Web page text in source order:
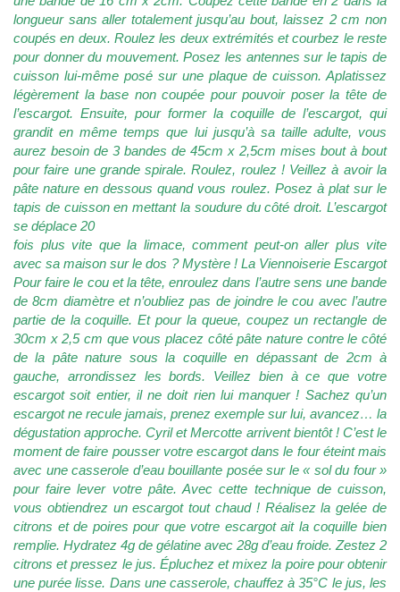
longueur sans aller totalement jusqu’au bout, laissez 2 cm non
coupés en deux. Roulez les deux extrémités et courbez le reste
pour donner du mouvement. Posez les antennes sur le tapis de
cuisson lui-même posé sur une plaque de cuisson. Aplatissez
légèrement la base non coupée pour pouvoir poser la tête de
l’escargot. Ensuite, pour former la coquille de l’escargot, qui
grandit en même temps que lui jusqu’à sa taille adulte, vous
aurez besoin de 3 bandes de 45cm x 2,5cm mises bout à bout
pour faire une grande spirale. Roulez, roulez ! Veillez à avoir la
pâte nature en dessous quand vous roulez. Posez à plat sur le
tapis de cuisson en mettant la soudure du côté droit. L’escargot
se déplace 20
fois plus vite que la limace, comment peut-on aller plus vite
avec sa maison sur le dos ? Mystère ! La Viennoiserie Escargot
Pour faire le cou et la tête, enroulez dans l’autre sens une bande
de 8cm diamètre et n’oubliez pas de joindre le cou avec l’autre
partie de la coquille. Et pour la queue, coupez un rectangle de
30cm x 2,5 cm que vous placez côté pâte nature contre le côté
de la pâte nature sous la coquille en dépassant de 2cm à
gauche, arrondissez les bords. Veillez bien à ce que votre
escargot soit entier, il ne doit rien lui manquer ! Sachez qu’un
escargot ne recule jamais, prenez exemple sur lui, avancez… la
dégustation approche. Cyril et Mercotte arrivent bientôt ! C’est le
moment de faire pousser votre escargot dans le four éteint mais
avec une casserole d’eau bouillante posée sur le « sol du four »
pour faire lever votre pâte. Avec cette technique de cuisson,
vous obtiendrez un escargot tout chaud ! Réalisez la gelée de
citrons et de poires pour que votre escargot ait la coquille bien
remplie. Hydratez 4g de gélatine avec 28g d’eau froide. Zestez 2
citrons et pressez le jus. Épluchez et mixez la poire pour obtenir
une purée lisse. Dans une casserole, chauffez à 35°C le jus, les